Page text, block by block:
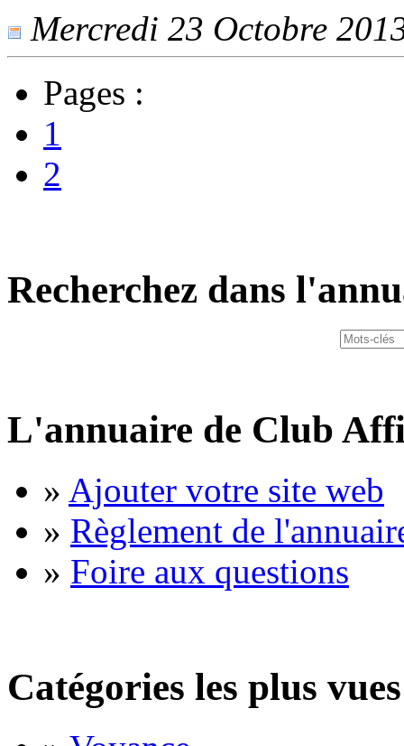
Mercredi 23 Octobre
Pages :
1
2
Recherchez dans
L'annuaire de Club
» Ajouter votre site web
» Règlement de
» Foire aux questions
Catégories les plus vues